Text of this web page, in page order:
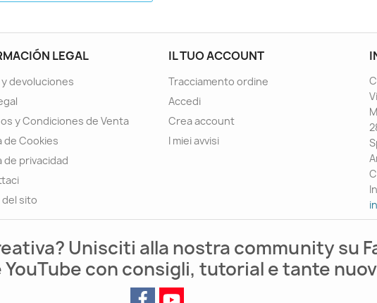
LEGAL
devoluciones
y Condiciones de Venta
de Cookies
de privacidad
del sito
IL TUO ACCOUNT
Tracciamento ordine
Accedi
Crea account
I miei avvisi
Unisciti alla nostra community su
con consigli, tutorial e tante